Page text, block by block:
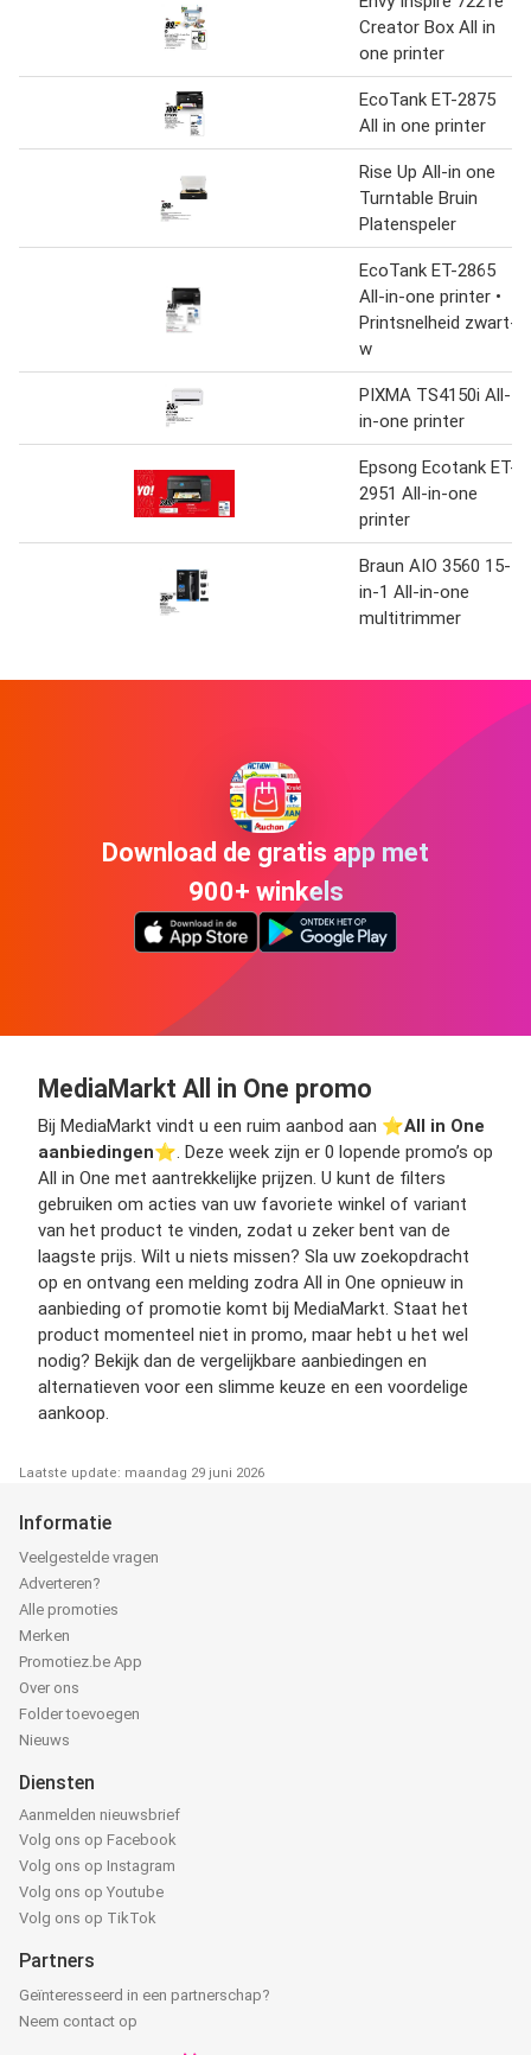
Creator Box All in
one printer
EcoTank ET-2875
All in one printer
Rise Up All-in one
Turntable Bruin
Platenspeler
EcoTank ET-2865
All-in-one printer •
Printsnelheid zwart-
w
PIXMA TS4150i All-
in-one printer
Epsong Ecotank ET-
2951 All-in-one
printer
Braun AIO 3560 15-
in-1 All-in-one
multitrimmer
Download de gratis app met
900+ winkels
MediaMarkt All in One promo
Bij MediaMarkt vindt u een ruim aanbod aan ⭐️All in One
aanbiedingen⭐️. Deze week zijn er 0 lopende promo’s op
All in One met aantrekkelijke prijzen. U kunt de filters
gebruiken om acties van uw favoriete winkel of variant
van het product te vinden, zodat u zeker bent van de
laagste prijs. Wilt u niets missen? Sla uw zoekopdracht
op en ontvang een melding zodra All in One opnieuw in
aanbieding of promotie komt bij MediaMarkt. Staat het
product momenteel niet in promo, maar hebt u het wel
nodig? Bekijk dan de vergelijkbare aanbiedingen en
alternatieven voor een slimme keuze en een voordelige
aankoop.
Laatste update: maandag 29 juni 2026
Informatie
Veelgestelde vragen
Adverteren?
Alle promoties
Merken
Promotiez.be App
Over ons
Folder toevoegen
Nieuws
Diensten
Aanmelden nieuwsbrief
Volg ons op Facebook
Volg ons op Instagram
Volg ons op Youtube
Volg ons op TikTok
Partners
Geïnteresseerd in een partnerschap?
Neem contact op